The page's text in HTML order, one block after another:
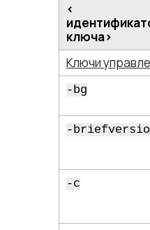
<​
ключа​>
Ключи
-bg
-
-c